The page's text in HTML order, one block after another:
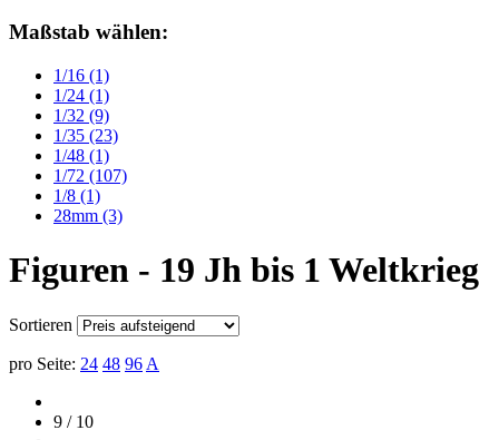
Maßstab wählen:
1/16 (1)
1/24 (1)
1/32 (9)
1/35 (23)
1/48 (1)
1/72 (107)
1/8 (1)
28mm (3)
Figuren - 19 Jh bis 1 Weltkrieg
Sortieren
pro Seite: 24 48 96 A
9 / 10